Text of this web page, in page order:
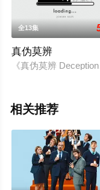
。
全13集
真伪莫辨
《真伪莫辨
相关推荐